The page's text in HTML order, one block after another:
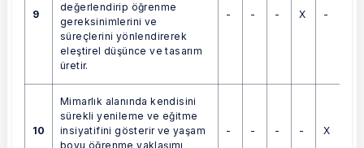
9
değerlendirip öğrenme
gereksinimlerini ve
süreçlerini yönlendirerek
eleştirel düşünce ve tasarım
üretir.
- - - X -
10
Mimarlık alanında kendisini
sürekli yenileme ve eğitme
insiyatifini gösterir ve yaşam
boyu öğrenme yaklaşımı
- - - - X